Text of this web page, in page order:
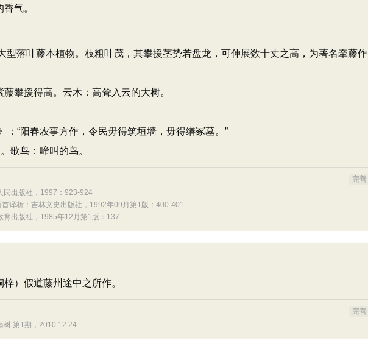
气。
型落叶藤本植物。枝粗叶茂，其攀援茎势若盘龙，可伸展数十丈之高，为著名牵藤作
攀援得高。云木：高耸入云的大树。
：“阳春农事方作，令民毋得筑垣墙，毋得缮冢墓。”
歌鸟：啼叫的鸟。
完善
民出版社，1997：923-924
译析：吉林文史出版社，1992年09月第1版：400-401
育出版社，1985年12月第1版：137
）假道藤州途中之所作。
完善
树 第1期，2010.12.24